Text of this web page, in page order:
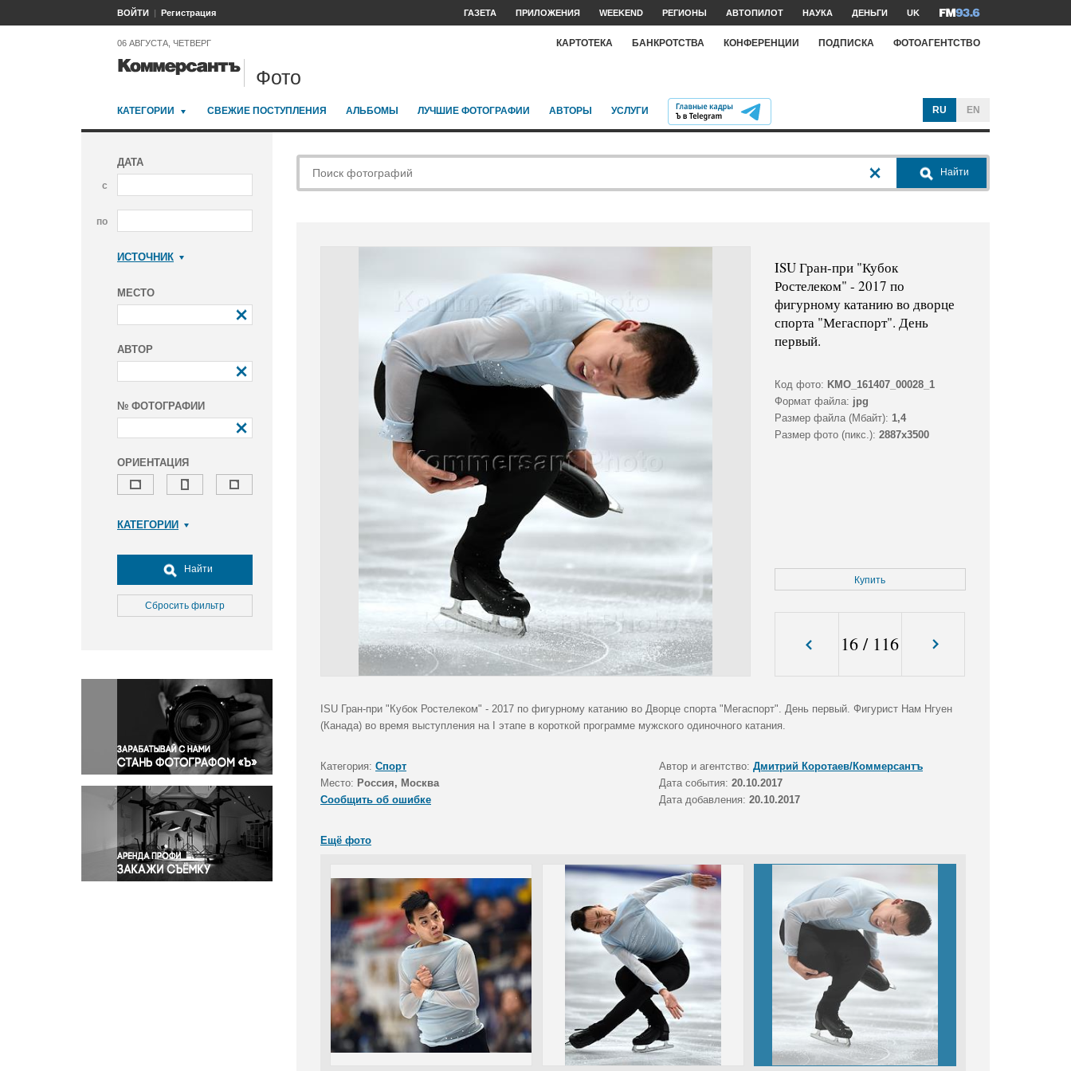
ВОЙТИ Регистрация ГАЗЕТА ПРИЛОЖЕНИЯ WEEKEND РЕГИОНЫ АВТОПИЛОТ НАУКА ДЕНЬГИ UK
06 АВГУСТА, ЧЕТВЕРГ КАРТОТЕКА БАНКРОТСТВА КОНФЕРЕНЦИИ ПОДПИСКА ФОТОАГЕНТСТВО
Фото
КАТЕГОРИИ СВЕЖИЕ ПОСТУПЛЕНИЯ АЛЬБОМЫ ЛУЧШИЕ ФОТОГРАФИИ АВТОРЫ УСЛУГИ RU EN
ДАТА
с
по
ИСТОЧНИК
МЕСТО
АВТОР
№ ФОТОГРАФИИ
ОРИЕНТАЦИЯ
КАТЕГОРИИ
Досуг, туризм и отдых
Культура
Медицина
Окружающая среда
Политика
Правосудие
Происшествия и конфликты
Религия
Светская жизнь
Спорт
Экология
Экономика и бизнес
Найти
Сбросить фильтр
Найти
ISU Гран-при "Кубок
Ростелеком" - 2017 по
фигурному катанию во дворце
спорта "Мегаспорт". День
первый.
Код фото: KMO_161407_00028_1
Формат файла: jpg
Размер файла (Мбайт): 1,4
Размер фото (пикс.): 2887x3500
Купить
16 / 116
ISU Гран-при "Кубок Ростелеком" - 2017 по фигурному катанию во Дворце спорта "Мегаспорт". День первый. Фигурист Нам Нгуен
(Канада) во время выступления на I этапе в короткой программе мужского одиночного катания.
Категория: Спорт Автор и агентство: Дмитрий Коротаев/Коммерсантъ
Место: Россия, Москва Дата события: 20.10.2017
Сообщить об ошибке
Дата добавления: 20.10.2017
Ещё фото